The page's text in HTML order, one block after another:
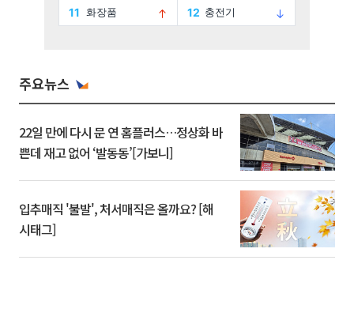
주요뉴스
22일 만에 다시 문 연 홈플러스…정상화 바
쁜데 재고 없어 ‘발동동’[가보니]
입추매직 '불발', 처서매직은 올까요? [해
시태그]